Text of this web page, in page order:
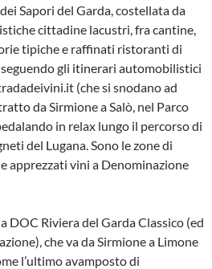
Sapori del Garda, costellata da
cittadine lacustri, fra cantine,
tipiche e raffinati ristoranti di
seguendo gli itinerari automobilistici
(che si snodano ad
da Sirmione a Salò, nel Parco
in relax lungo il percorso di
del Lugana. Sono le zone di
apprezzati vini a Denominazione
DOC Riviera del Garda Classico (ed
che va da Sirmione a Limone
l’ultimo avamposto di